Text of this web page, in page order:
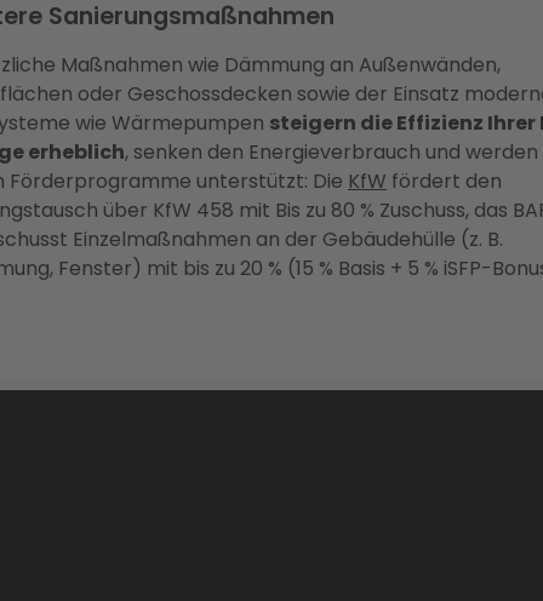
Sanierungsmaßnahmen
Maßnahmen wie Dämmung an Außenwänden,
oder Geschossdecken sowie der Einsatz
wie Wärmepumpen steigern die Effizienz Ihrer
erheblich, senken den Energieverbrauch und werden
Förderprogramme unterstützt: Die KfW fördert den
über KfW 458 mit Bis zu 80 % Zuschuss, das
Einzelmaßnahmen an der Gebäudehülle (z. B.
Fenster) mit bis zu 20 % (15 % Basis + 5 % iSFP-